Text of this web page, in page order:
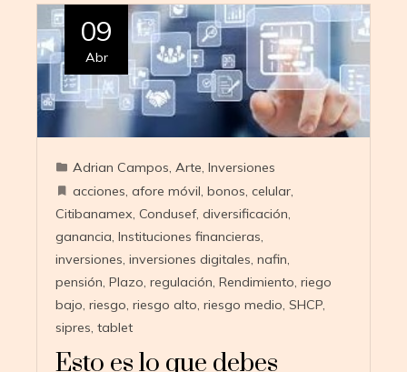
09
Abr
Adrian Campos, Arte, Inversiones
acciones, afore móvil, bonos, celular,
Citibanamex, Condusef, diversificación,
ganancia, Instituciones financieras,
inversiones, inversiones digitales, nafin,
pensión, Plazo, regulación, Rendimiento, riego
bajo, riesgo, riesgo alto, riesgo medio, SHCP,
sipres, tablet
Esto es lo que debes